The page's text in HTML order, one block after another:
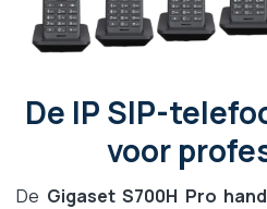
De IP SIP-
voor
De Gigaset S700H Pro